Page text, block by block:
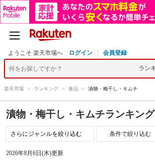
ようこそ 楽天市場へ ログイン 会員登録
楽天市場 > ランキング > 食品 > 漬物・梅干し・キムチ
漬物・梅干し・キムチランキング
条件で絞り込む
2026年8月6日(木)更新